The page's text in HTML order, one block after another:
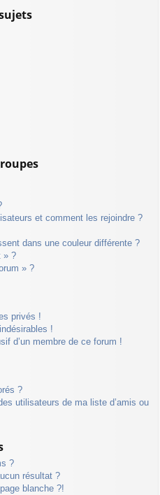
et comment les rejoindre ?
dans une couleur différente ?
» ?
» ?
privés !
!
d’un membre de ce forum !
?
utilisateurs de ma liste d’amis ou
?
résultat ?
blanche ?!